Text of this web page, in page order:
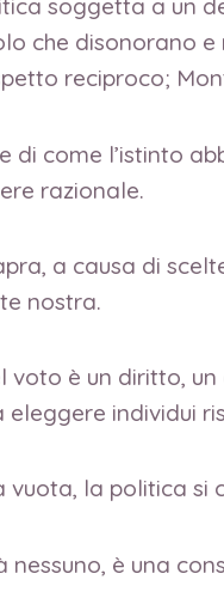
soggetta a un
che disonorano e
reciproco;
di come l’istinto
razionale.
a causa di
nostra.
voto è un diritto,
eleggere individui
vuota, la politica
nessuno, è una